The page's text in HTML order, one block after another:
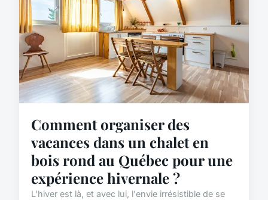
Comment organiser des
vacances dans un chalet en
bois rond au Québec pour une
expérience hivernale ?
L'hiver est là, et avec lui, l'envie irrésistible de se